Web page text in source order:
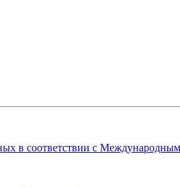
в соответствии с